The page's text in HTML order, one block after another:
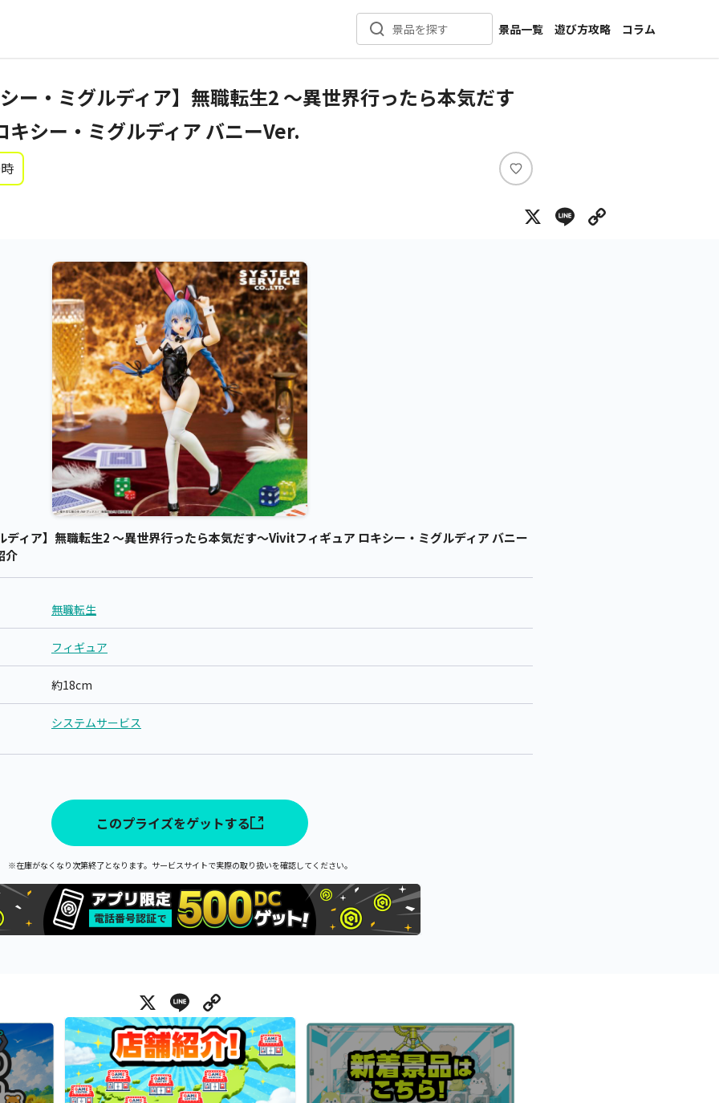
景品を探す
景品一覧
新着景品
カテゴリ一覧
遊び方攻略
コラム
インタビュー
ー・ミグルディア】無職転生2 ～異世界行ったら本気だす
シー・ミグルディア バニーVer.
い
ね
X Line
ィア】無職転生2 ～異世界行ったら本気だす～Vivitフィギュア ロキシー・ミグルディア バニー
介
無職転生
フィギュア
約18cm
システムサービス
このプライズをゲットする
※在庫がなくなり次第終了となります。サービスサイトで実際の取り扱いを確認してください。
X Line